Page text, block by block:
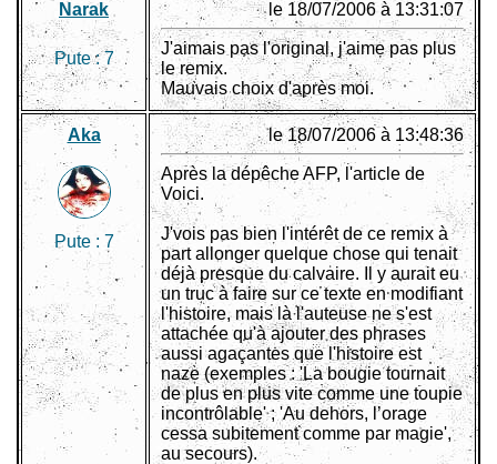
Narak
Pute :7
le 18/07/2006 à 13:31:07
J'aimais pas l'original, j'aime pas plus
le remix.
Mauvais choix d'après moi.
Aka
Pute : 7
le 18/07/2006 à 13:48:36
Après la dépêche AFP, l'article de
Voici.
J'vois pas bien l'intérêt de ce remix à
part allonger quelque chose qui tenait
déjà presque du calvaire. Il y aurait eu
un truc à faire sur ce texte en modifiant
l'histoire, mais là l'auteuse ne s'est
attachée qu'à ajouter des phrases
aussi agaçantes que l'histoire est
naze (exemples : 'La bougie tournait
de plus en plus vite comme une toupie
incontrôlable' ; 'Au dehors, l’orage
cessa subitement comme par magie',
au secours).